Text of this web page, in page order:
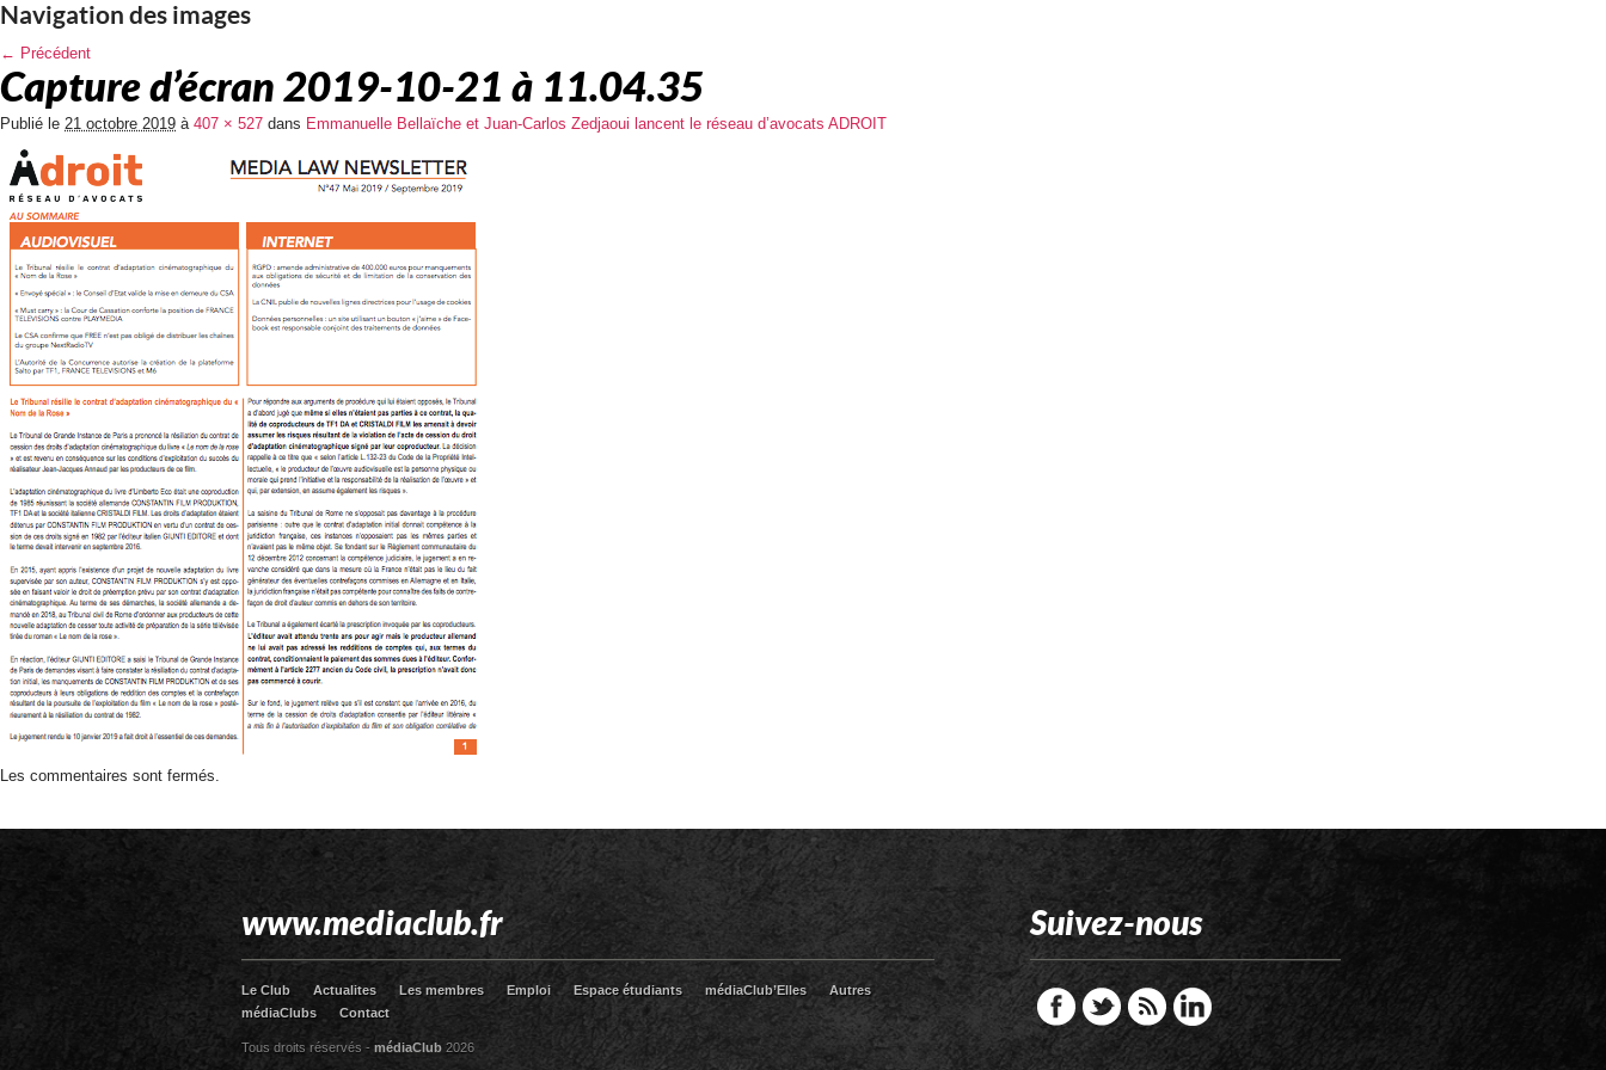
Navigation des images
← Précédent
Capture d’écran 2019-10-21 à 11.04.35
Publié le 21 octobre 2019 à 407 × 527 dans Emmanuelle Bellaïche et Juan-Carlos Zedjaoui lancent le réseau d’avocats ADROIT
Les commentaires sont fermés.
www.mediaclub.fr
Le Club Actualites Les membres Emploi Espace étudiants médiaClub’Elles
Autres
médiaClubs
Contact
Tous droits réservés - médiaClub 2026
Suivez-nous
FacebookTwitter RSS LinkedIn